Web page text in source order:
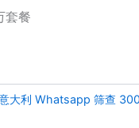
套餐
大利 Whatsapp 筛查